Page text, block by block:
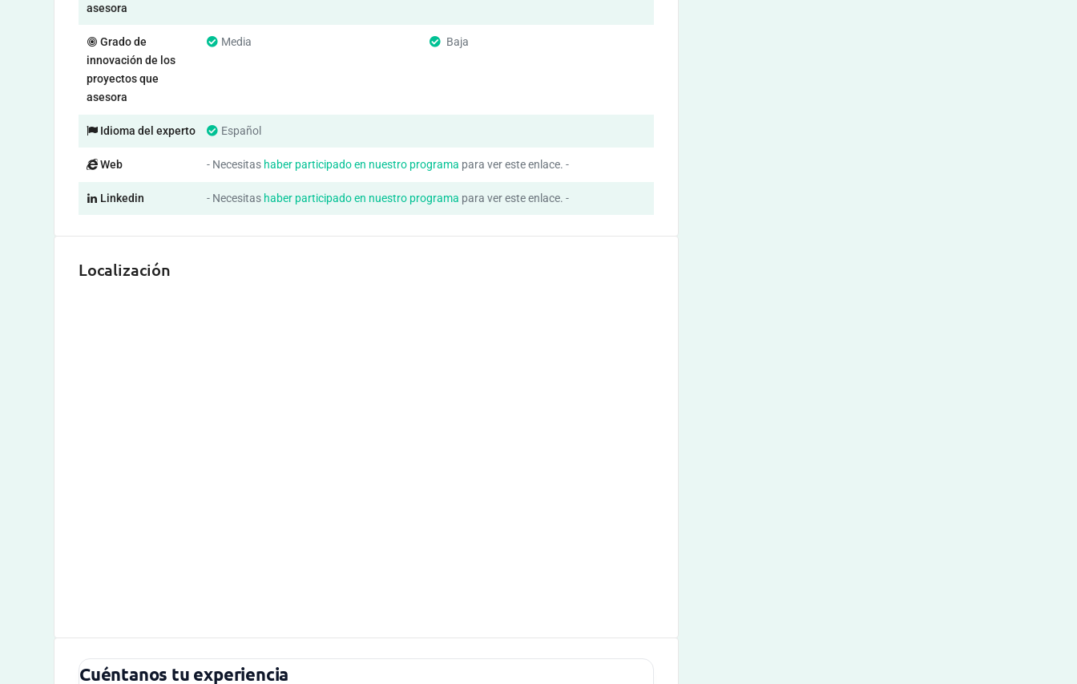
asesora
Grado de
innovación de los
proyectos que
asesora
Media Baja
Idioma del experto Español
Web - Necesitas haber participado en nuestro programa para ver este enlace. -
Linkedin - Necesitas haber participado en nuestro programa para ver este enlace. -
Localización
Cuéntanos tu experiencia